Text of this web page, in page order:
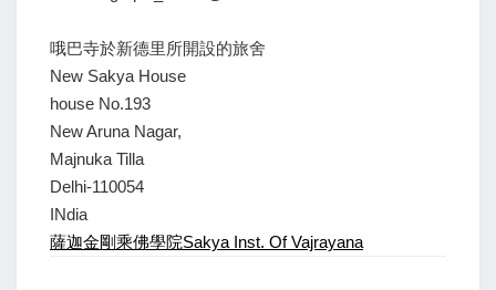
哦巴寺於新德里所開設的旅舍
New Sakya House
house No.193
New Aruna Nagar,
Majnuka Tilla
Delhi-110054
INdia
薩迦金剛乘佛學院Sakya Inst. Of Vajrayana